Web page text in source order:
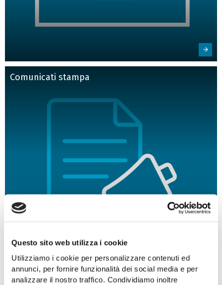
Questo sito web utilizza i cookie
Utilizziamo i cookie per personalizzare contenuti ed
annunci, per fornire funzionalità dei social media e per
analizzare il nostro traffico. Condividiamo inoltre
Comunicati stampa